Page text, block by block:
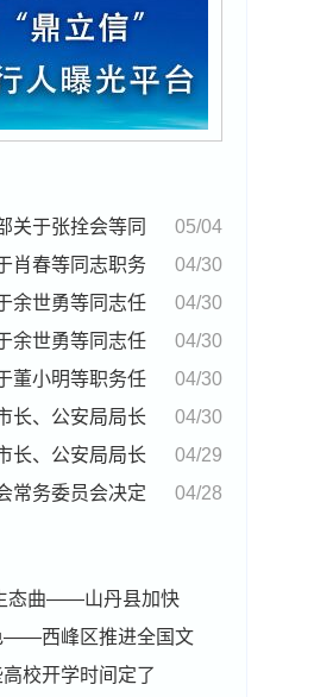
05/04
关于张拴会等同
04/30
肖春等同志职务
04/30
余世勇等同志任
04/30
余世勇等同志任
任免的通知
04/30
董小明等职务任
04/30
长、公安局局长
04/29
长、公安局局长
04/28
常务委员会决定
态曲——山丹县加快
——西峰区推进全国文
校开学时间定了